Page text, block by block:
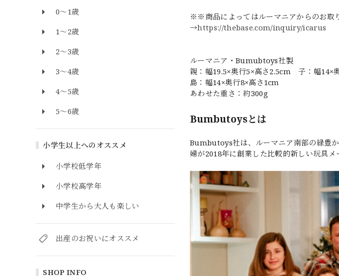
0～1歳
1～2歳
2～3歳
3～4歳
4～5歳
5～6歳
小学生以上へのオススメ
小学校低学年
小学校高学年
中学生から大人も楽しい
出産のお祝いにオススメ
SHOP INFO
※※商品によってはルーマニアからのお取
→https://thebase.com/inquiry/icarus
ルーマニア・Bumubtoys社製
親：幅19.5×奥行5×高さ2.5cm 子：幅
島：幅14×奥行8×高さ1cm
あわせた重さ：約300g
Bumbutoysとは
Bumbutoys社は、ルーマニア南部の緑豊
婦が2018年に創業した比較的新しい玩具メ